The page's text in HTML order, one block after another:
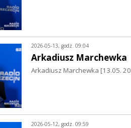
2026-05-13, godz. 09:04
Arkadiusz Marchewka
Arkadiusz Marchewka [13.05.
2026-05-12, godz. 09:59